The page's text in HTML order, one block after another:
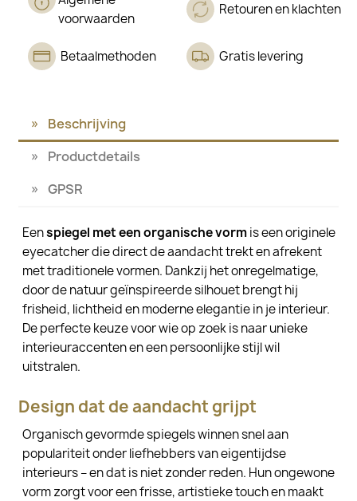
voorwaarden
Retouren en klachten
Betaalmethoden Gratis levering
Beschrijving
Productdetails
GPSR
Eenspiegel met een organische vormis een originele
eyecatcher die direct de aandacht trekt en afrekent
met traditionele vormen. Dankzij het onregelmatige,
door de natuur geïnspireerde silhouet brengt hij
frisheid, lichtheid en moderne elegantie in je interieur.
De perfecte keuze voor wie op zoek is naar unieke
interieuraccenten en een persoonlijke stijl wil
uitstralen.
Design dat de aandacht grijpt
Organisch gevormde spiegels winnen snel aan
populariteit onder liefhebbers van eigentijdse
interieurs – en dat is niet zonder reden. Hun ongewone
vorm zorgt voor een frisse, artistieke touch en maakt